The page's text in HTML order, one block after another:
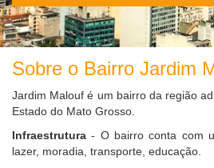
Sobre o Bairro Jardim
Jardim Malouf é um bairro da região
Estado do Mato Grosso.
Infraestrutura - O bairro conta com
lazer, moradia, transporte, educação.